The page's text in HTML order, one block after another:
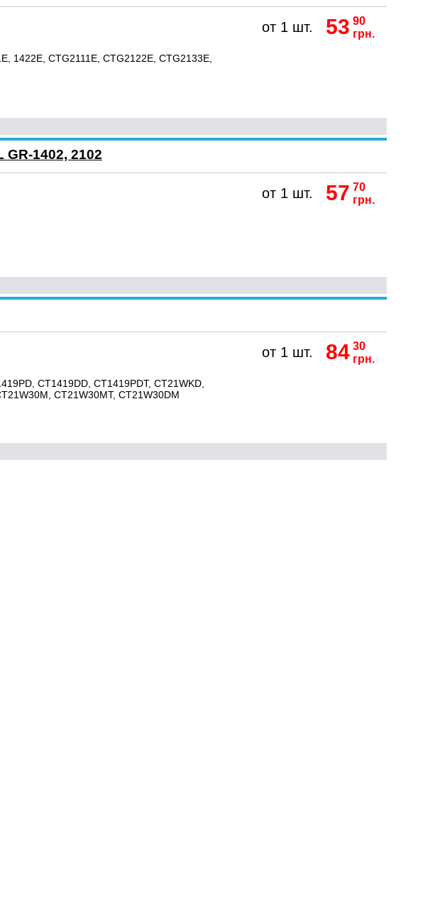
1422E, CTG2111E, CTG2122E, CTG2133E,
от 1 шт. 53 90
грн.
GR-1402, 2102
от 1 шт. 57 70
грн.
CT1419DD, CT1419PDT, CT21WKD,
CT21W30MT, CT21W30DM
от 1 шт. 84 30
грн.